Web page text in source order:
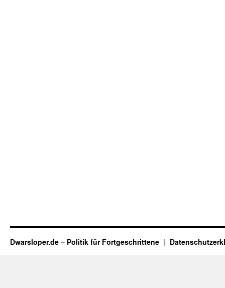
Dwarsloper.de – Politik für Fortgeschrittene